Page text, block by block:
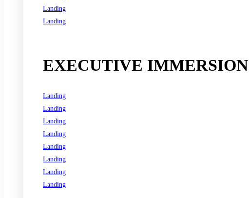
Landing
Landing
EXECUTIVE
Landing
Landing
Landing
Landing
Landing
Landing
Landing
Landing